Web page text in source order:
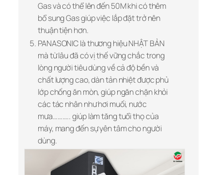
Gas và có thể lên đến 50M khi có thêm
bổ sung Gas giúp việc lắp đặt trở nên
thuận tiện hơn.
PANASONIC là thương hiệu NHẬT BẢN
mà từ lâu đã có vị thế vững chắc trong
lòng người tiêu dùng về cả độ bền và
chất lượng cao, dàn tản nhiệt được phủ
lớp chống ăn mòn, giúp ngăn chặn khỏi
các tác nhân như hơi muối, nước
mưa……….. giúp làm tăng tuổi thọ của
máy, mang đến sự yên tâm cho người
dùng.